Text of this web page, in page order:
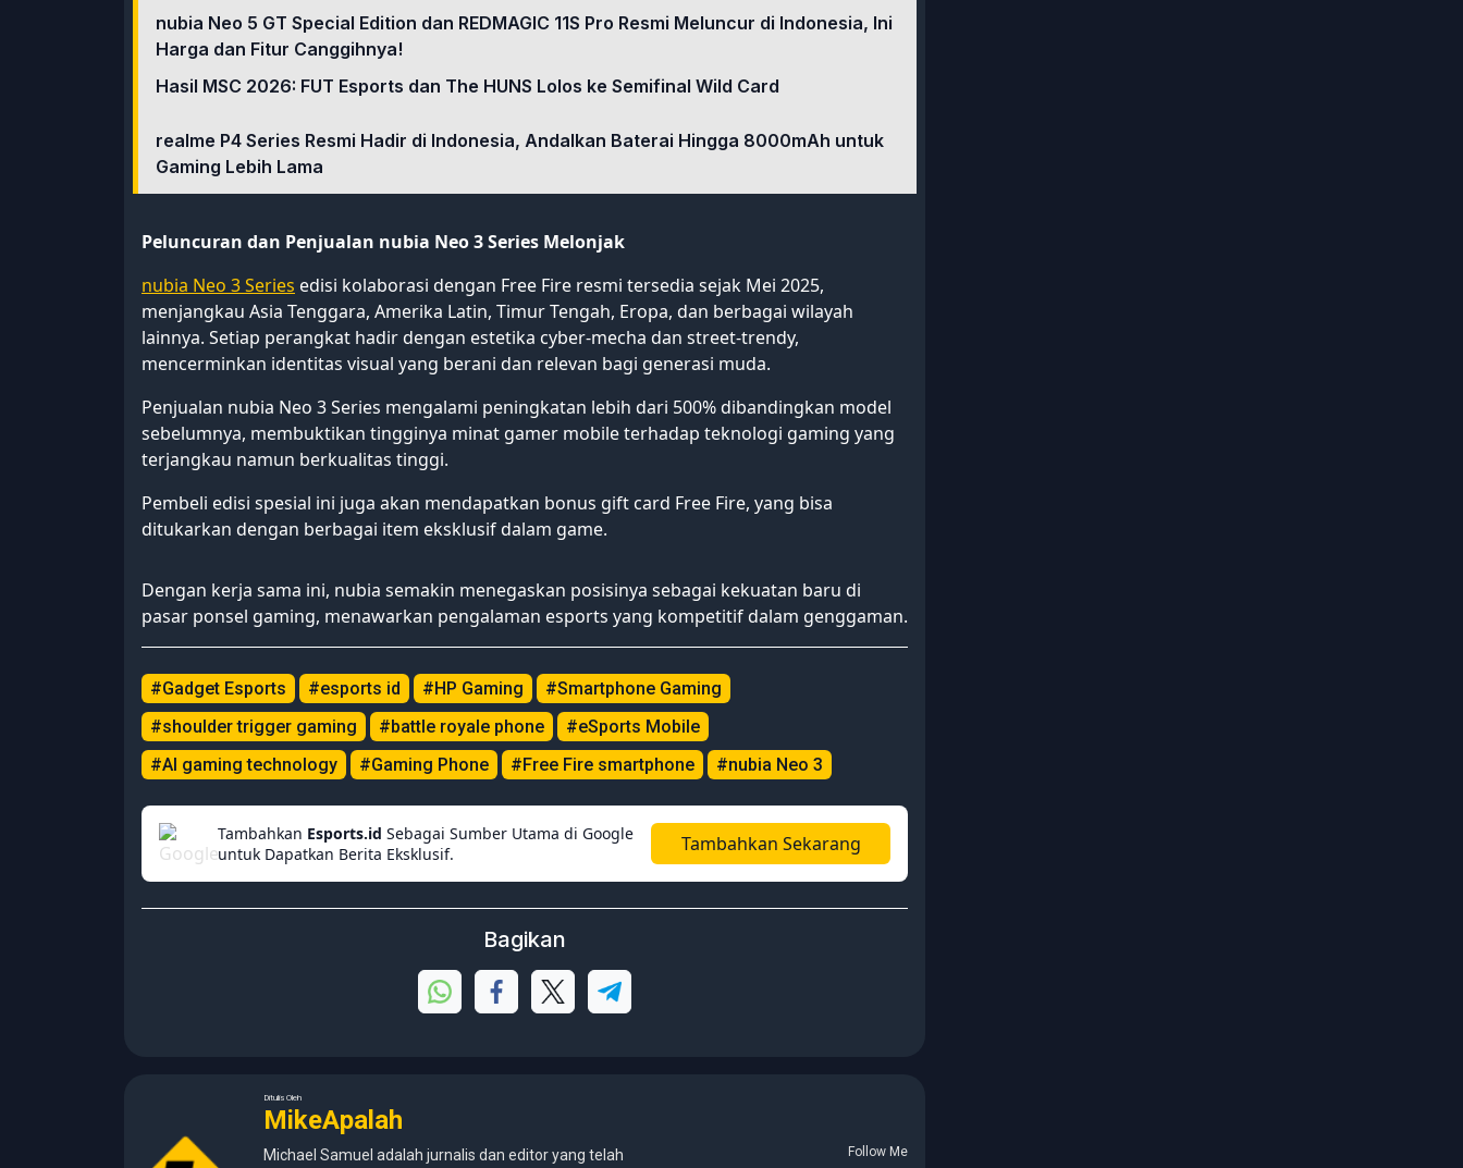
nubia Neo 5 GT Special Edition dan REDMAGIC 11S Pro Resmi Meluncur di Indonesia, Ini
Harga dan Fitur Canggihnya!
Hasil MSC 2026: FUT Esports dan The HUNS Lolos ke Semifinal Wild Card
realme P4 Series Resmi Hadir di Indonesia, Andalkan Baterai Hingga 8000mAh untuk
Gaming Lebih Lama
Peluncuran dan Penjualan nubia Neo 3 Series Melonjak
nubia Neo 3 Series edisi kolaborasi dengan Free Fire resmi tersedia sejak Mei 2025,
menjangkau Asia Tenggara, Amerika Latin, Timur Tengah, Eropa, dan berbagai wilayah
lainnya. Setiap perangkat hadir dengan estetika cyber-mecha dan street-trendy,
mencerminkan identitas visual yang berani dan relevan bagi generasi muda.
Penjualan nubia Neo 3 Series mengalami peningkatan lebih dari 500% dibandingkan model
sebelumnya, membuktikan tingginya minat gamer mobile terhadap teknologi gaming yang
terjangkau namun berkualitas tinggi.
Pembeli edisi spesial ini juga akan mendapatkan bonus gift card Free Fire, yang bisa
ditukarkan dengan berbagai item eksklusif dalam game.
Dengan kerja sama ini, nubia semakin menegaskan posisinya sebagai kekuatan baru di
pasar ponsel gaming, menawarkan pengalaman esports yang kompetitif dalam genggaman.
#Gadget Esports #esports id #HP Gaming
#Smartphone Gaming
#shoulder trigger gaming
#battle royale phone
#eSports Mobile
#AI gaming technology
#Gaming Phone #Free Fire smartphone #nubia Neo 3
Tambahkan Esports.id Sebagai Sumber Utama di Google
untuk Dapatkan Berita Eksklusif.
Tambahkan Sekarang
Bagikan
Ditulis Oleh
MikeApalah
Michael Samuel adalah jurnalis dan editor yang telah Follow Me